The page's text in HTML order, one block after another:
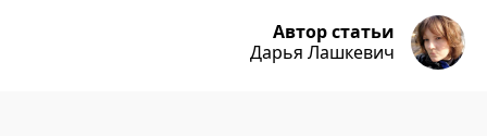
Автор статьи
Дарья Лашкевич